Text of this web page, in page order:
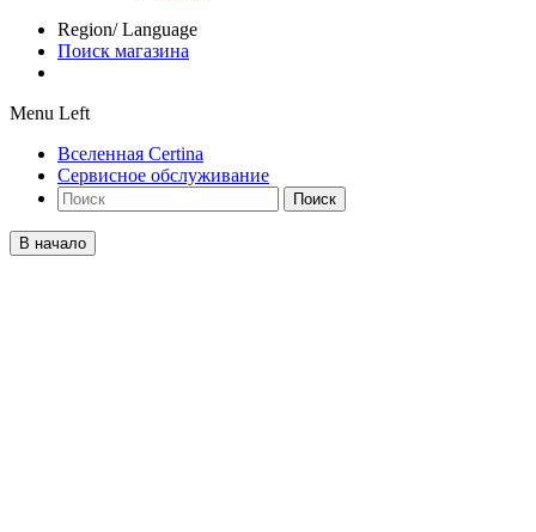
Region/ Language
Поиск магазина
Menu Left
Вселенная Certina
Сервисное обслуживание
Поиск
В начало